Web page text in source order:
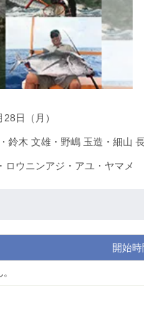
日（月）
鈴木 文雄・野嶋 玉造・細山
ロウニンアジ・アユ・ヤマメ
開始時